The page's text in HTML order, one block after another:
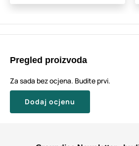
Pregled proizvoda
Za sada bez ocjena. Budite prvi.
Dodaj ocjenu